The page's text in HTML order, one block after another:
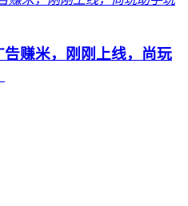
赚米，刚刚上线，尚玩